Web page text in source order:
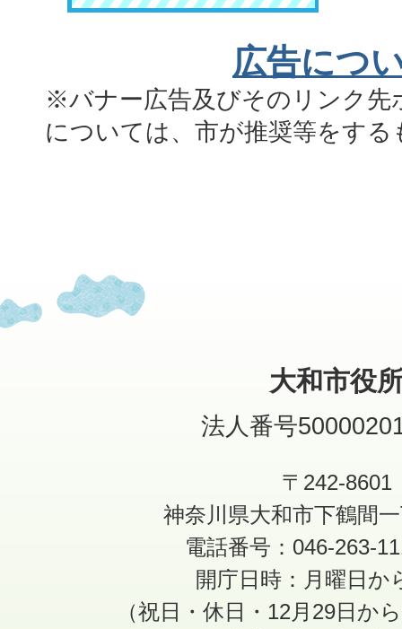
広告につ
※バナー広告及びそのリンク先
については、市が推奨等をす
大和市役
法人番号
〒242-8601
神奈川県大和市下鶴間
電話番号：046-263-
開庁日時：月曜日か
（祝日・休日・12月29日か